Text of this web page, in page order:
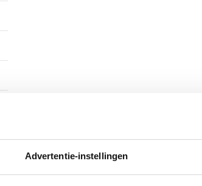
Advertentie-instellingen